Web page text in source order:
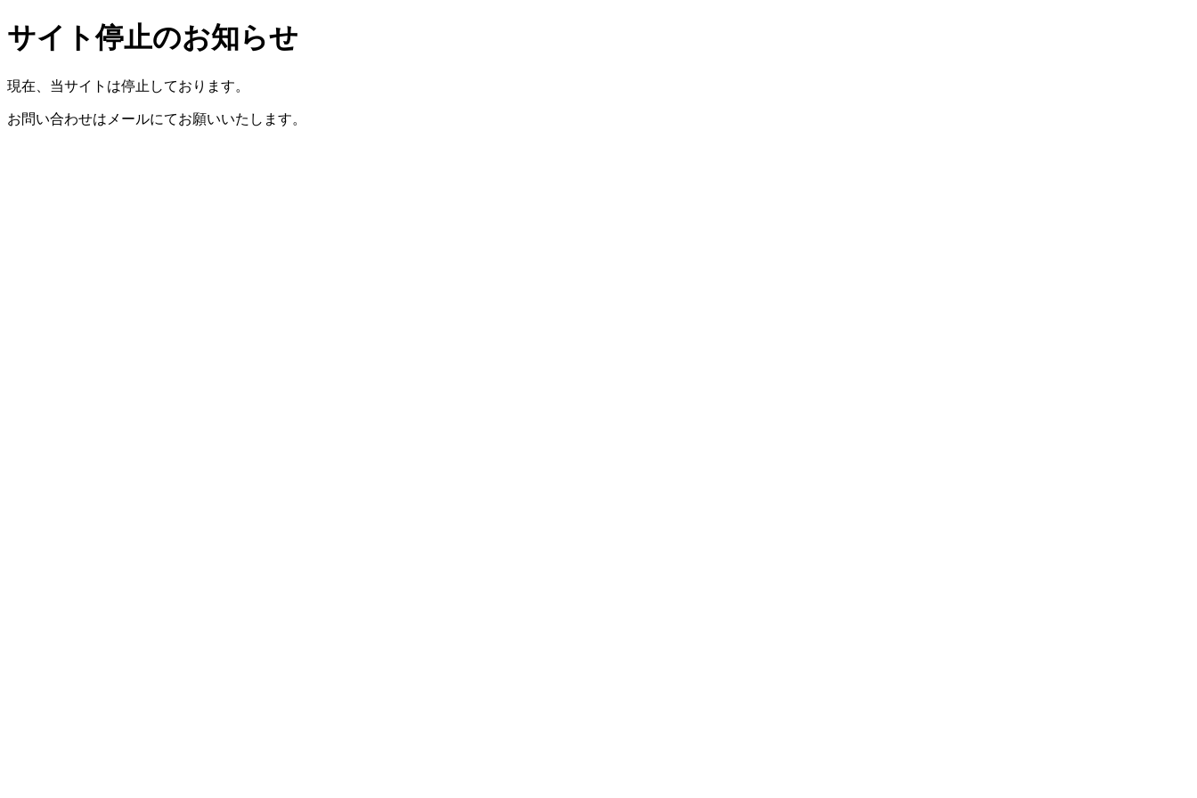
サイト停止のお知らせ
現在、当サイトは停止しております。
お問い合わせはメールにてお願いいたします。